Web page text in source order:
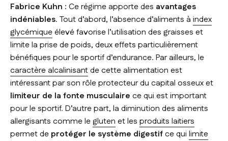
Fabrice Kuhn : Ce régime apporte des avantages
indéniables. Tout d’abord, l’absence d’aliments à index
glycémiqueélevé favorise l’utilisation des graisses et
limite la prise de poids, deux effets particulièrement
bénéfiques pour le sportif d’endurance. Par ailleurs, le
caractère alcalinisantde cette alimentation est
intéressant par son rôle protecteur du capital osseux et
limiteur de la fonte musculaire ce qui est important
pour le sportif. D’autre part, la diminution des aliments
allergisants comme legluten et les produits laitiers
permet de protéger le système digestifce qui limite